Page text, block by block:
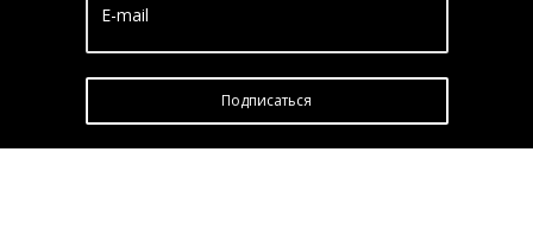
E-mail
Подписатьcя